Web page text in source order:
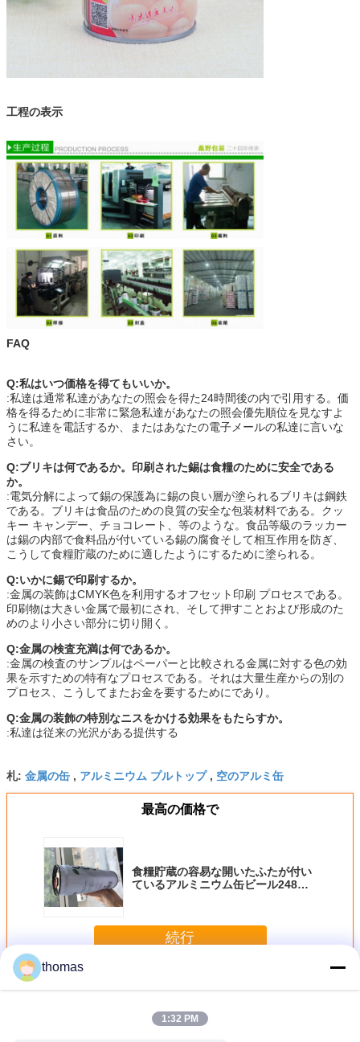
工程の表示
FAQ
Q:私はいつ価格を得てもいいか。
:私達は通常私達があなたの照会を得た24時間後の内で引用する。価
格を得るために非常に緊急私達があなたの照会優先順位を見なすよ
うに私達を電話するか、またはあなたの電子メールの私達に言いな
さい。
Q:ブリキは何であるか。印刷された錫は食糧のために安全である
か。
:電気分解によって錫の保護為に錫の良い層が塗られるブリキは鋼鉄
である。ブリキは食品のための良質の安全な包装材料である。クッ
キー キャンデー、チョコレート、等のような。食品等級のラッカー
は錫の内部で食料品が付いている錫の腐食そして相互作用を防ぎ、
こうして食糧貯蔵のために適したようにするために塗られる。
Q:いかに錫で印刷するか。
:金属の装飾はCMYK色を利用するオフセット印刷 プロセスである。
印刷物は大きい金属で最初にされ、そして押すことおよび形成のた
めのより小さい部分に切り開く。
Q:金属の検査充満は何であるか。
:金属の検査のサンプルはペーパーと比較される金属に対する色の効
果を示すための特有なプロセスである。それは大量生産からの別の
プロセス、こうしてまたお金を要するためにであり。
Q:金属の装飾の特別なニスをかける効果をもたらすか。
:私達は従来の光沢がある提供する
札: 金属の缶 , アルミニウム プルトップ, 空のアルミ缶
最高の価格で
食糧貯蔵の容易な開いたふたが付い
ているアルミニウム缶ビール248ml
続行
多くアルミニウム缶ビール
thomas
1:32 PM